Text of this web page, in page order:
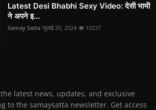
Latest Desi Bhabhi Sexy Video: देसी भाभी
ने अपने इ...
Samay Satta जुलाई 20, 2024 10237
latest news, updates, and exclusive
to the samaysatta newsletter. Get access